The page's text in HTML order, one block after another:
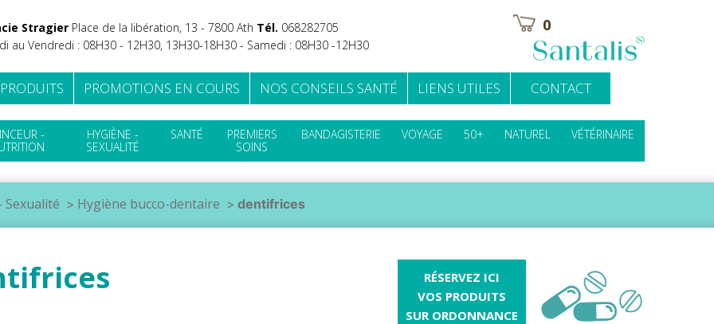
Stragier Place de la libération, 13 - 7800 Ath Tél. ‭068282705
au Vendredi : 08H30 - 12H30, 13H30-18H30 - Samedi : 08H30 -12H30
PROMOTIONS EN COURS NOS CONSEILS SANTÉ LIENS UTILES CONTACT
0
-
HYGIÈNE -
SEXUALITÉ
SANTÉ
PREMIERS
SOINS
BANDAGISTERIE VOYAGE 50+ NATUREL VÉTÉRINAIRE
Sexualité Hygiène bucco-dentaire dentifrices
RÉSERVEZ ICI
VOS PRODUITS
SUR ORDONNANCE